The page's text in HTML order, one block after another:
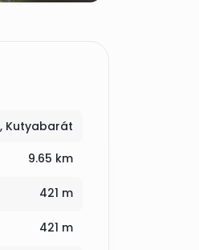
Kutyabarát
9.65 km
421 m
421 m